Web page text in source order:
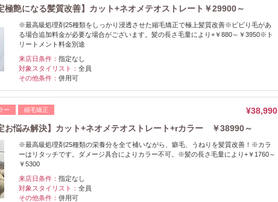
極艶になる髪質改善】カット+ネオメテオストレート￥29900～
※最高級処理剤25種類をしっかり浸透させた縮毛矯正で極上髪質改善※ビビり毛があ
る場合追加料金が必要な場合がございます。髪の長さ毛量により+￥880～￥3950※ト
リートメント料金別途
来店日条件： 指定なし
対象スタイリスト： 全員
その他条件： 併用可
ー 縮毛矯正
¥38,990
お悩み解決】カット+ネオメテオストレート+rカラー ￥38990～
※最高級処理剤25種類の栄養分を全て補いながら、癖毛、うねりを髪質改善！※カラ
ーはリタッチです。ダメージ具合によりカラー不可。※髪の長さ毛量により+￥1760～
￥5300
来店日条件： 指定なし
対象スタイリスト： 全員
その他条件： 併用可